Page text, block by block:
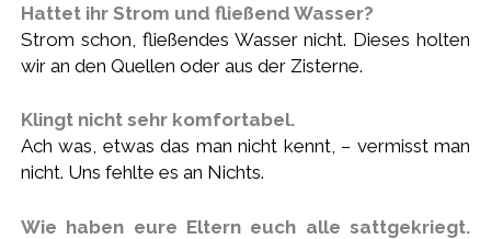
Hattet ihr Strom und fließend Wasser?
Strom schon, fließendes Wasser nicht. Dieses holten
wir an den Quellen oder aus der Zisterne.
Klingt nicht sehr komfortabel.
Ach was, etwas das man nicht kennt, – vermisst man
nicht. Uns fehlte es an Nichts.
Wie haben eure Eltern euch alle sattgekriegt.